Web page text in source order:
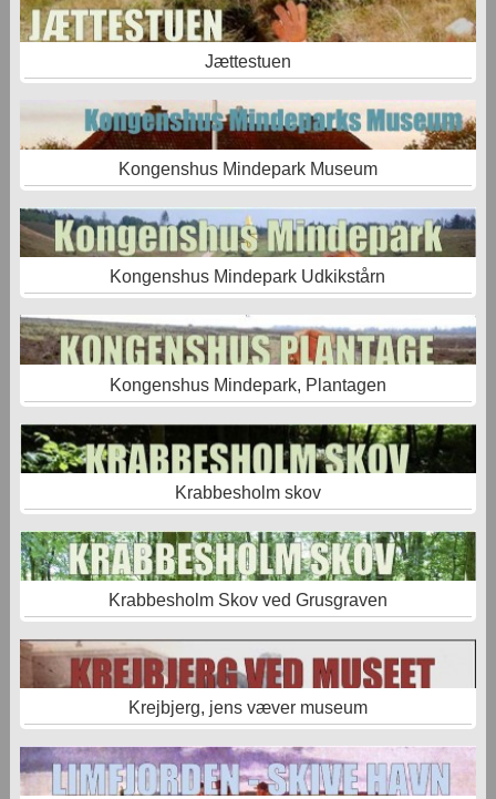
Jættestuen
Kongenshus Mindepark Museum
Kongenshus Mindepark Udkikstårn
Kongenshus Mindepark, Plantagen
Krabbesholm skov
Krabbesholm Skov ved Grusgraven
Krejbjerg, jens væver museum